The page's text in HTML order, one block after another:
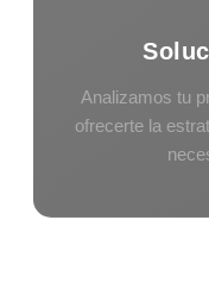
Analizamos tu
ofrecerte la